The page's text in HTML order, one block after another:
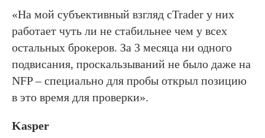
«На мой субъективный взгляд cTrader у них
работает чуть ли не стабильнее чем у всех
остальных брокеров. За 3 месяца ни одного
подвисания, проскальзываний не было даже на
NFP – специально для пробы открыл позицию
в это время для проверки».
Kasper